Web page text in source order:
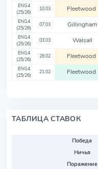
ENG4
(25/26)
10.03 Fleetwood
ENG4
(25/26)
07.03 Gillingham
ENG4
(25/26)
03.03 Walsall
ENG4
(25/26)
28.02 Fleetwood
ENG4
(25/26)
21.02 Fleetwood
ТАБЛИЦА СТАВОК
Победа
Ничья
Поражение